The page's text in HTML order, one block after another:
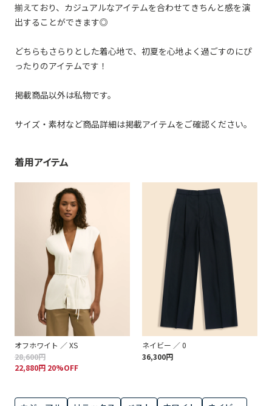
揃えており、カジュアルなアイテムを合わせてきちんと感を演
出することができます◎
どちらもさらりとした着心地で、初夏を心地よく過ごすのにぴ
ったりのアイテムです！
掲載商品以外は私物です。
サイズ・素材など商品詳細は掲載アイテムをご確認ください。
着用アイテム
オフホワイト ／ XS
28,600円
22,880円 20%OFF
ネイビー ／ 0
36,300円